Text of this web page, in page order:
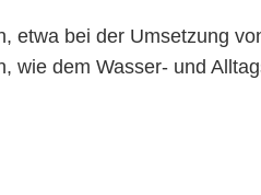
bei der Umsetzung
wie dem Wasser- und